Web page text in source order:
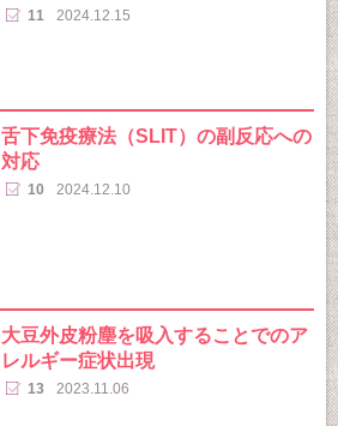
11 2024.12.15
舌下免疫療法（SLIT）の副反応への
対応
10 2024.12.10
大豆外皮粉塵を吸入することでのア
レルギー症状出現
13 2023.11.06